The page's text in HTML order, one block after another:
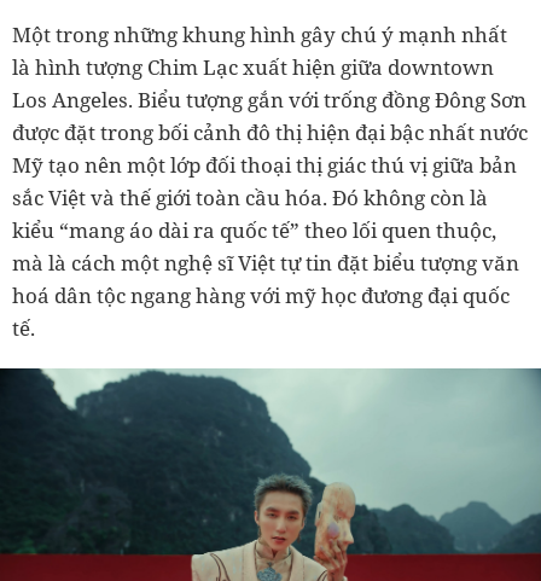
Một trong những khung hình gây chú ý mạnh nhất
là hình tượng Chim Lạc xuất hiện giữa downtown
Los Angeles. Biểu tượng gắn với trống đồng Đông Sơn
được đặt trong bối cảnh đô thị hiện đại bậc nhất nước
Mỹ tạo nên một lớp đối thoại thị giác thú vị giữa bản
sắc Việt và thế giới toàn cầu hóa. Đó không còn là
kiểu “mang áo dài ra quốc tế” theo lối quen thuộc,
mà là cách một nghệ sĩ Việt tự tin đặt biểu tượng văn
hoá dân tộc ngang hàng với mỹ học đương đại quốc
tế.